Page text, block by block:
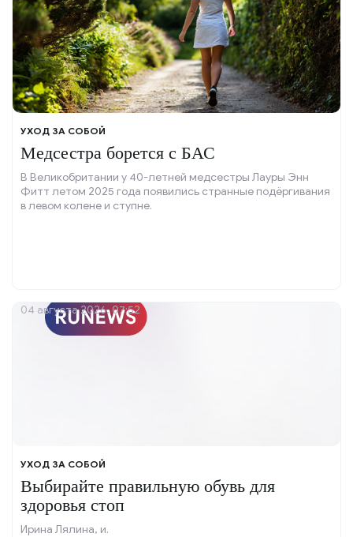
УХОД ЗА СОБОЙ
Медсестра борется с БАС
В Великобритании у 40-летней медсестры Лауры Энн
Фитт летом 2025 года появились странные подёргивания
в левом колене и ступне.
УХОД ЗА СОБОЙ
Выбирайте правильную обувь для
здоровья стоп
Ирина Лялина, и.
04 августа 2026, 07:52